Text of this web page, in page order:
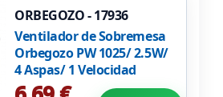
ORBEGOZO - 17936
Ventilador de Sobremesa
Orbegozo PW 1025/ 2.5W/
4 Aspas/ 1 Velocidad